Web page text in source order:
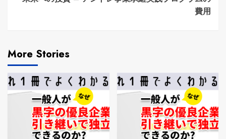
費用
More Stories